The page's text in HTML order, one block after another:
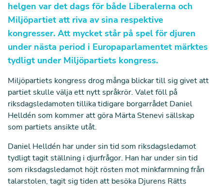
helgen var det dags för både Liberalerna och
Miljöpartiet att riva av sina respektive
kongresser. Att mycket står på spel för djuren
under nästa period i Europaparlamentet märktes
tydligt under Miljöpartiets kongress.
Miljöpartiets kongress drog många blickar till sig givet att
partiet skulle välja ett nytt språkrör. Valet föll på
riksdagsledamoten tillika tidigare borgarrådet Daniel
Helldén som kommer att göra Märta Stenevi sällskap
som partiets ansikte utåt.
Daniel Helldén har under sin tid som riksdagsledamot
tydligt tagit ställning i djurfrågor. Han har under sin tid
som riksdagsledamot höjt rösten mot minkfarmning från
talarstolen, tagit sig tiden att besöka Djurens Rätts